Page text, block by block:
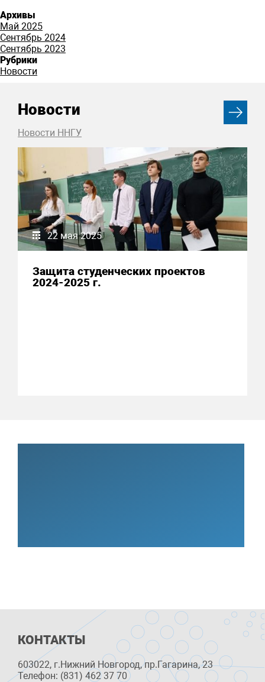
Архивы
Май 2025
Сентябрь 2024
Сентябрь 2023
Рубрики
Новости
Новости
Новости ННГУ
22 мая 2025
Защита студенческих проектов
2024-2025 г.
КОНТАКТЫ
603022, г.Нижний Новгород, пр.Гагарина, 23
Телефон: (831) 462 37 70